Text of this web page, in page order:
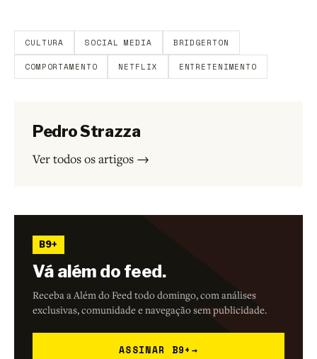
CULTURA SOCIAL MEDIA BRIDGERTON
COMPORTAMENTO NETFLIX ENTRETENIMENTO
Pedro Strazza
Ver todos os artigos →
B9+
Vá além do feed.
Receba a Além do Feed todo domingo, com análises
exclusivas, comunidade e navegação sem publicidade.
ASSINAR B9+ →